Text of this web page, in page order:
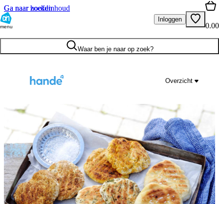
Ga naar hoofdinhoud
Ga naar zoeken
menu
Inloggen
0.00
Waar ben je naar op zoek?
Overzicht